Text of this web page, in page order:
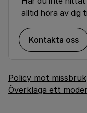
alltid höra av dig
Kontakta oss
Policy mot missbruk
Överklaga ett